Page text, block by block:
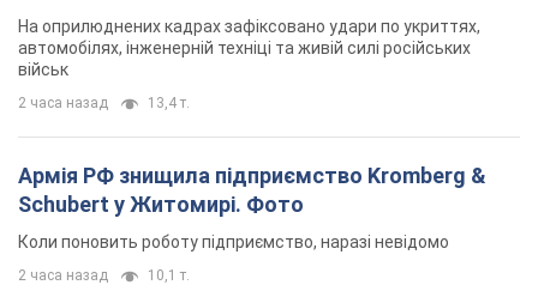
На оприлюднених кадрах зафіксовано удари по укриттях,
автомобілях, інженерній техніці та живій силі російських
військ
2 часа назад 13,4 т.
Армія РФ знищила підприємство Kromberg &
Schubert у Житомирі. Фото
Коли поновить роботу підприємство, наразі невідомо
2 часа назад 10,1 т.